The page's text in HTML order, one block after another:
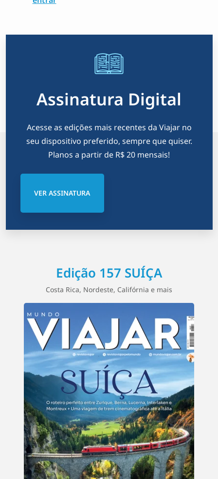
Assinatura Digital
Acesse as edições mais recentes da Viajar no
seu dispositivo preferido, sempre que quiser.
Planos a partir de R$ 20 mensais!
VER ASSINATURA
Edição 157 SUÍÇA
Costa Rica, Nordeste, Califórnia e mais